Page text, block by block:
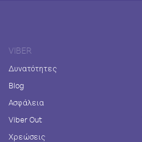
VIBER
Δυνατότητες
Blog
Ασφάλεια
Viber Out
Χρεώσεις